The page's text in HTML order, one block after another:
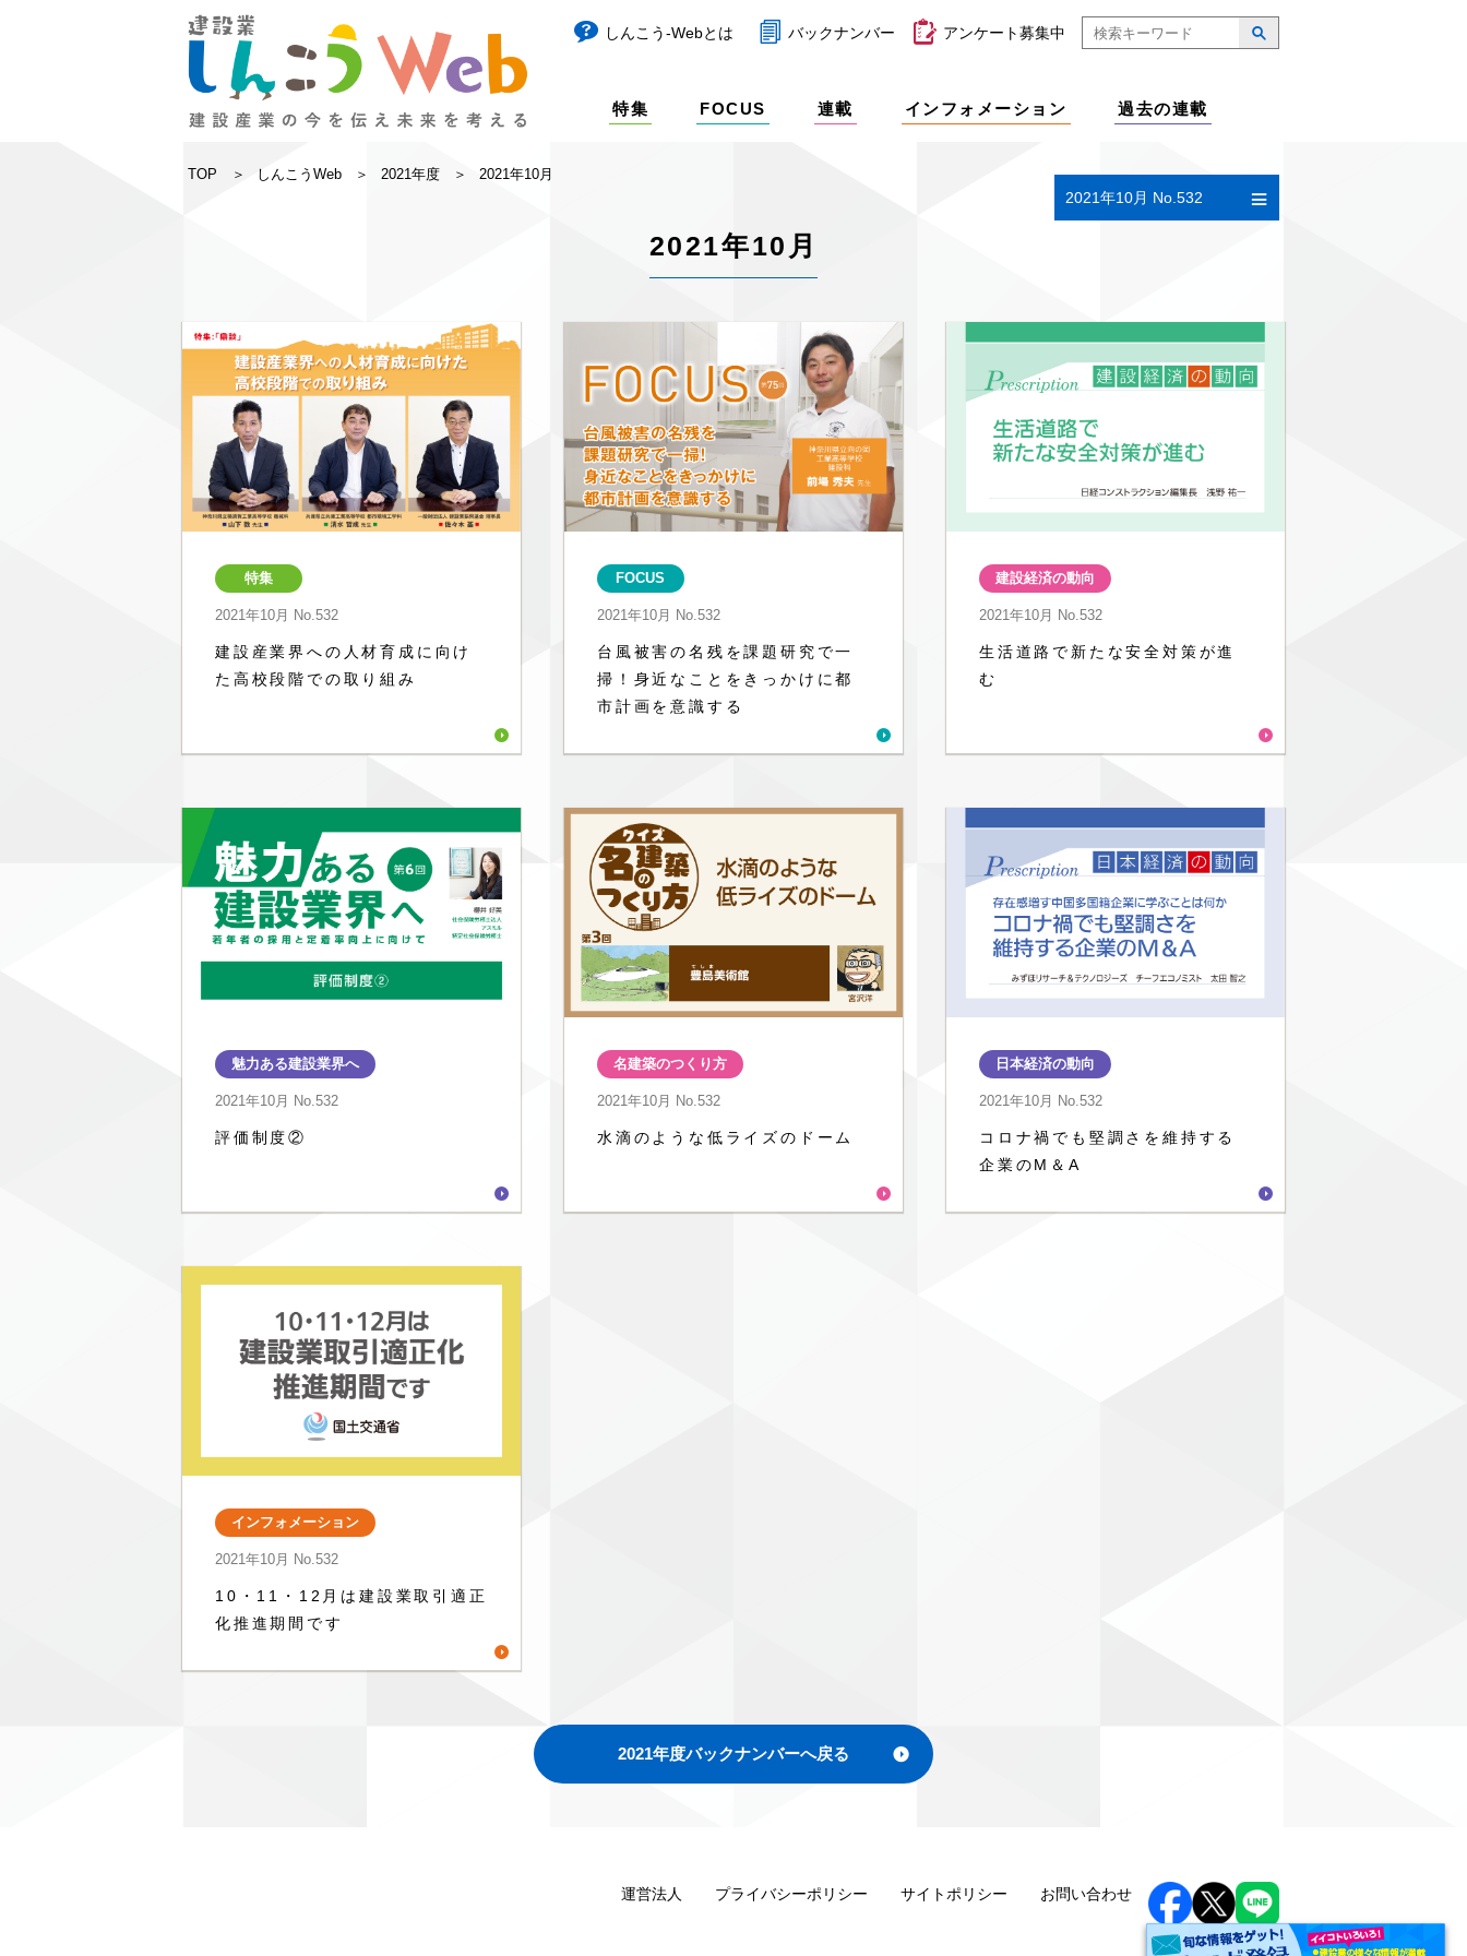
しんこう-Webとは バックナンバー アンケート募集中
特集 FOCUS 連載 インフォメーション 過去の連載
TOP しんこうWeb 2021年度 2021年10月
2021年10月
2021年10月 No.532
特集
2021年10月 No.532
建設産業界への人材育成に向け
た高校段階での取り組み
FOCUS
2021年10月 No.532
台風被害の名残を課題研究で一
掃！身近なことをきっかけに都
市計画を意識する
建設経済の動向
2021年10月 No.532
生活道路で新たな安全対策が進
む
魅力ある建設業界へ
2021年10月 No.532
評価制度②
名建築のつくり方
2021年10月 No.532
水滴のような低ライズのドーム
日本経済の動向
2021年10月 No.532
コロナ禍でも堅調さを維持する
企業のM＆A
インフォメーション
2021年10月 No.532
10・11・12月は建設業取引適正
化推進期間です
2021年度バックナンバーへ戻る
運営法人 プライバシーポリシー サイトポリシー お問い合わせ